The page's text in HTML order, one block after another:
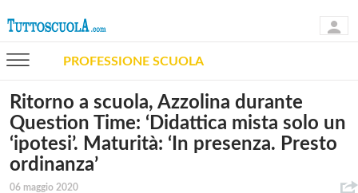
PROFESSIONE SCUOLA
Ritorno a scuola, Azzolina durante
Question Time: ‘Didattica mista solo un
‘ipotesi’. Maturità: ‘In presenza. Presto
ordinanza’
06 maggio 2020